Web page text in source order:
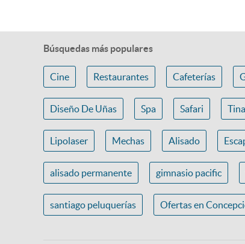
Búsquedas más populares
Cine Restaurantes Cafeterías
Diseño De Uñas Spa Safari
Lipolaser Mechas Alisado
alisado permanente gimnasio pacific
santiago peluquerías Ofertas en